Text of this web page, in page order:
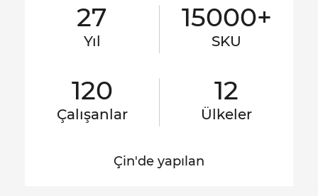
27
Yıl
15000+
SKU
120
Çalışanlar
12
Ülkeler
Çin'de yapılan